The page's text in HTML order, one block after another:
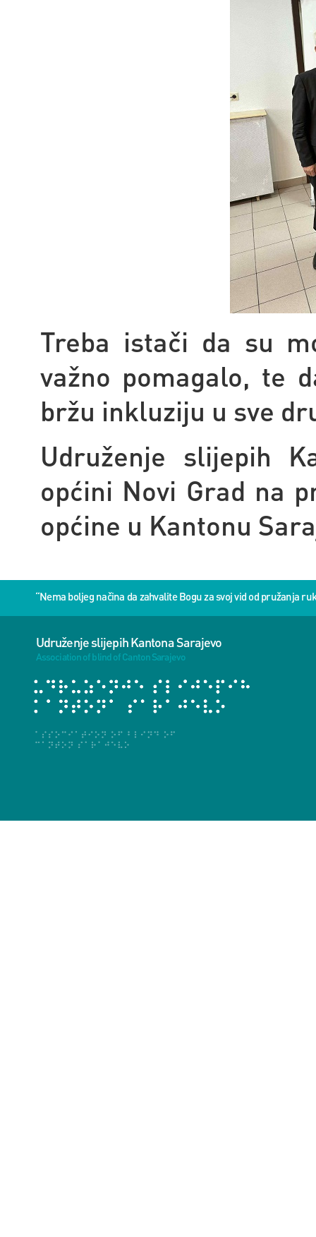
Treba istači da su
važno pomagalo, te
bržu inkluziju u sve
Udruženje slijepih
općini Novi Grad na
općine u Kantonu
“Nema boljeg načina da zahvalite Bogu za svoj vid od pružanja
Udruženje slijepih Kantona Sarajevo
Association of blind of Canton Sarajevo